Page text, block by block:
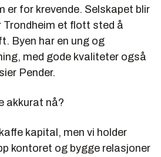
er for krevende. Selskapet blir
Trondheim et flott sted å
Byen har en ung og
med gode kvaliteter også
Pender.
akkurat nå?
kapital, men vi holder
kontoret og bygge relasjoner